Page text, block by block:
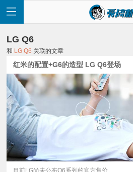
首
页
快
讯
LG Q6
和 LG Q6 关联的文章
红米的配置+G6的造型 LG Q6登场
目前LG尚未公布Q6系列的官方售价。